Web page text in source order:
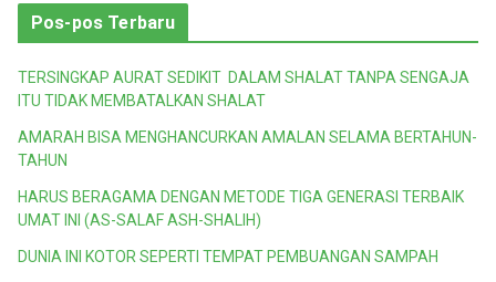
Pos-pos Terbaru
TERSINGKAP AURAT SEDIKIT DALAM SHALAT TANPA SENGAJA
ITU TIDAK MEMBATALKAN SHALAT
AMARAH BISA MENGHANCURKAN AMALAN SELAMA BERTAHUN-
TAHUN
HARUS BERAGAMA DENGAN METODE TIGA GENERASI TERBAIK
UMAT INI (AS-SALAF ASH-SHALIH)
DUNIA INI KOTOR SEPERTI TEMPAT PEMBUANGAN SAMPAH